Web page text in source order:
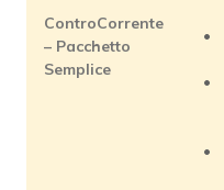
ControCorrente
– Pacchetto
Semplice